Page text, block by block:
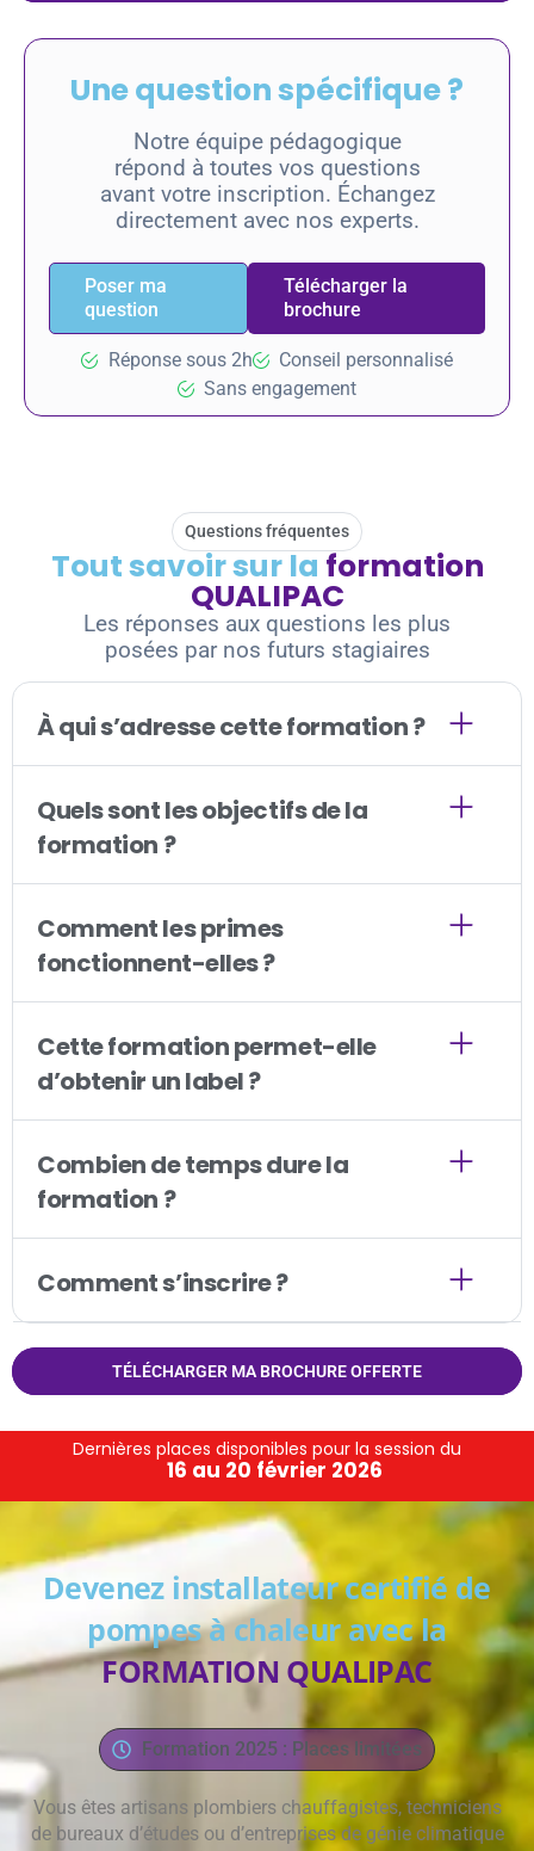
Une question spécifique ?
Notre équipe pédagogique
répond à toutes vos questions
avant votre inscription. Échangez
directement avec nos experts.
Poser ma
question
Télécharger la
brochure
Réponse sous 2h
Conseil personnalisé
Sans engagement
Questions fréquentes
Tout savoir sur la formation
QUALIPAC
Les réponses aux questions les plus
posées par nos futurs stagiaires
À qui s’adresse cette formation ?
Quels sont les objectifs de la
formation ?
Comment les primes
fonctionnent-elles ?
Cette formation permet-elle
d’obtenir un label ?
Combien de temps dure la
formation ?
Comment s’inscrire ?
TÉLÉCHARGER MA BROCHURE OFFERTE
Dernières places disponibles pour la session du
16 au 20 février 2026
Devenez installateur certifié de
pompes à chaleur avec la
FORMATION QUALIPAC
Formation 2025 : Places limitées
Vous êtes artisans plombiers chauffagistes, techniciens
de bureaux d’études ou d’entreprises de génie climatique